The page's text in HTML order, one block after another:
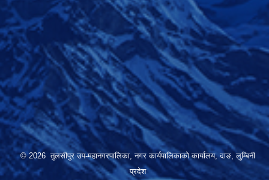
© 2026 तुलसीपुर उप-महानगरपालिका, नगर कार्यपालिकाको कार्यालय, दाङ, लुम्बिनी
प्रदेश